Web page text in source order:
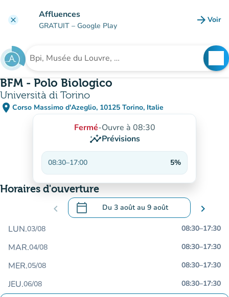
clear Affluences
GRATUIT – Google Play arrow_forward Voir
Rechercher un établissement
BFM - Polo Biologico
Università di Torino
place Corso Massimo d'Azeglio, 10125 Torino, Italie
(ouvrir dans Google Maps)
(nouvel onglet)
Fermé-Ouvre à 08:30
insightsPrévisions
08:30–17:00 5%
Horaires d'ouverture
chevron_left calendar_today Du 3 aoûtau 9 août
.Ouvrir le calendrier pour changer de
chevron_right
LUN.03/08 08:30–17:30
MAR.04/08 08:30–17:30
MER.05/08 08:30–17:30
JEU.06/08 08:30–17:30